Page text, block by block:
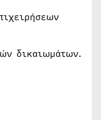
δικαιωμάτων.